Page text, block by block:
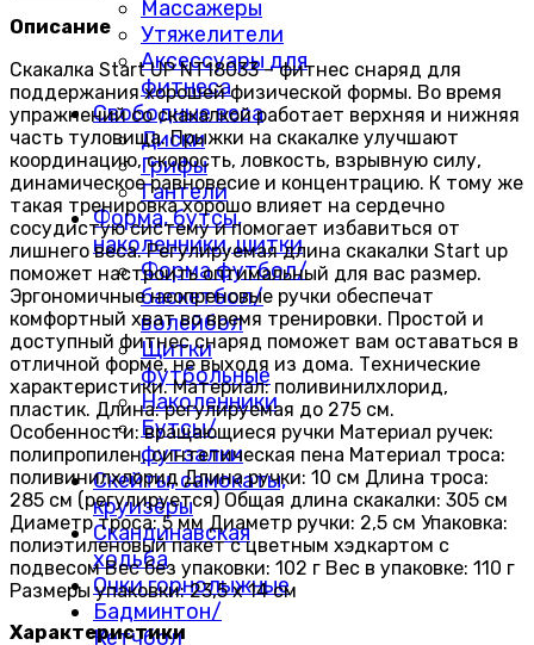
Массажеры
Утяжелители
Аксессуары для
фитнеса
Свободные веса
Диски
Грифы
Гантели
Форма, бутсы,
наколенники, щитки
Форма футбол/
баскетбол/
волейбол
Щитки
футбольные
Наколенники
Бутсы/
футзалки
Скейты, самокаты,
круизёры
Скандинавская
ходьба
Очки горнолыжные
Бадминтон/
Кетчбол
Описание
Скакалка Start UP NT18033 – фитнес снаряд для
поддержания хорошей физической формы. Во время
упражнений со скакалкой работает верхняя и нижняя
часть туловища. Прыжки на скакалке улучшают
координацию, скорость, ловкость, взрывную силу,
динамическое равновесие и концентрацию. К тому же
такая тренировка хорошо влияет на сердечно
сосудистую систему и помогает избавиться от
лишнего веса. Регулируемая длина скакалки Start up
поможет настроить оптимальный для вас размер.
Эргономичные неопреновые ручки обеспечат
комфортный хват во время тренировки. Простой и
доступный фитнес снаряд поможет вам оставаться в
отличной форме, не выходя из дома. Технические
характеристики. Материал: поливинилхлорид,
пластик. Длина: регулируемая до 275 см.
Особенности: вращающиеся ручки Материал ручек:
полипропилен, синтетическая пена Материал троса:
поливинилхлорид Длина ручки: 10 см Длина троса:
285 см (регулируется) Общая длина скакалки: 305 см
Диаметр троса: 5 мм Диаметр ручки: 2,5 см Упаковка:
полиэтиленовый пакет с цветным хэдкартом с
подвесом Вес без упаковки: 102 г Вес в упаковке: 110 г
Размеры упаковки: 23,5 х 14 см
Характеристики